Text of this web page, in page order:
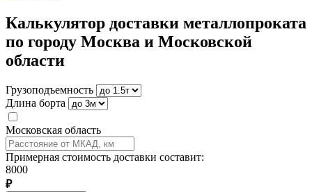
Калькулятор доставки металлопроката
по городу Москва и Московской
области
Грузоподъемность
Длина борта
Московская область
Примерная стоимость доставки составит:
8000
₽